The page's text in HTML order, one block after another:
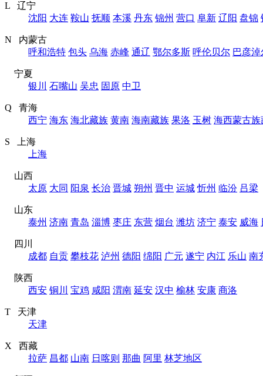
L 辽宁
沈阳 大连 鞍山 抚顺 本溪 丹东 锦州 营口 阜新 辽阳 盘锦
N 内蒙古
呼和浩特 包头 乌海 赤峰 通辽 鄂尔多斯 呼伦贝尔 巴彦淖
宁夏
银川
石嘴山 吴忠 固原 中卫
Q 青海
西宁 海东 海北藏族 黄南 海南藏族 果洛 玉树 海西蒙古族
S 上海
上海
山西
太原 大同 阳泉 长治 晋城 朔州 晋中 运城 忻州 临汾 吕梁
山东
泰州 济南 青岛 淄博 枣庄 东营 烟台 潍坊 济宁 泰安 威海
四川
成都 自贡 攀枝花 泸州 德阳 绵阳 广元 遂宁 内江 乐山 南
陕西
西安 铜川 宝鸡 咸阳 渭南 延安 汉中 榆林 安康 商洛
T 天津
天津
X 西藏
拉萨 昌都 山南 日喀则 那曲 阿里 林芝地区